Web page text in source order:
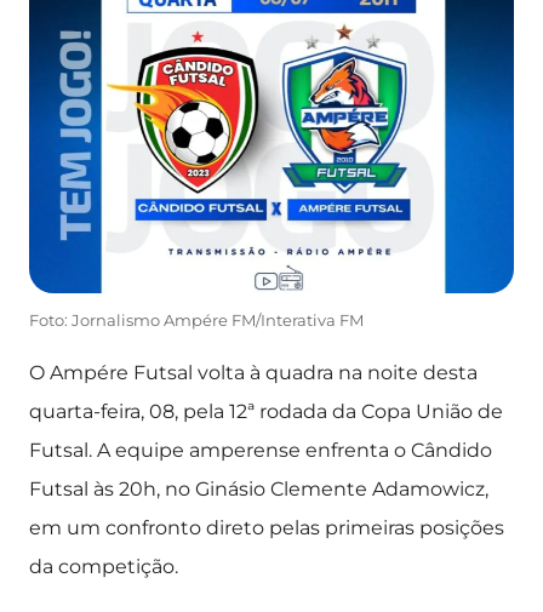
Foto: Jornalismo Ampére FM/Interativa FM
O Ampére Futsal volta à quadra na noite desta
quarta-feira, 08, pela 12ª rodada da Copa União de
Futsal. A equipe amperense enfrenta o Cândido
Futsal às 20h, no Ginásio Clemente Adamowicz,
em um confronto direto pelas primeiras posições
da competição.